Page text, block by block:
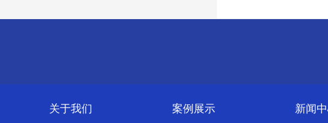
关于我们 案例展示 新闻